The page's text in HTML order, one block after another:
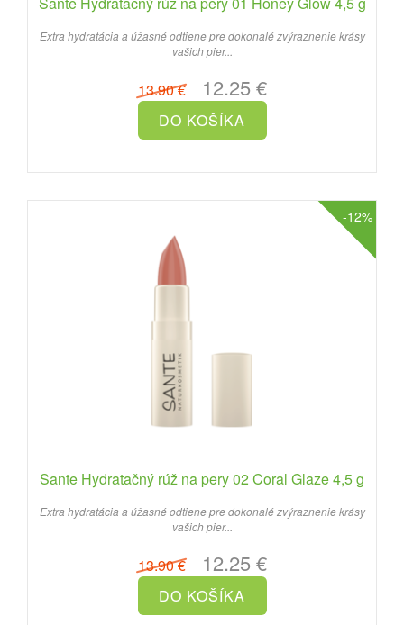
Extra hydratácia a úžasné odtiene pre dokonalé zvýraznenie krásy
vašich pier...
13.90 €12.25 €
-12%
Sante Hydratačný rúž na pery 02 Coral Glaze 4,5 g
Extra hydratácia a úžasné odtiene pre dokonalé zvýraznenie krásy
vašich pier...
13.90 €12.25 €